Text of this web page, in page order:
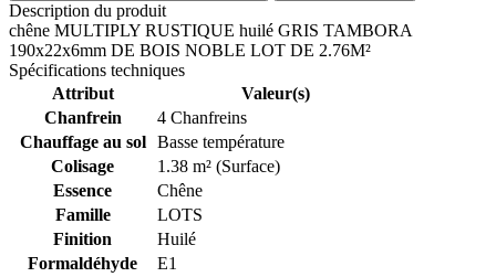
Description du produit
chêne MULTIPLY RUSTIQUE huilé GRIS TAMBORA
190x22x6mm DE BOIS NOBLE LOT DE 2.76M²
Spécifications techniques
Attribut
Valeur(s)
Chanfrein
4 Chanfreins
Chauffage au sol
Basse température
Colisage
1.38 m² (Surface)
Essence
Chêne
Famille
LOTS
Finition
Huilé
Formaldéhyde
E1